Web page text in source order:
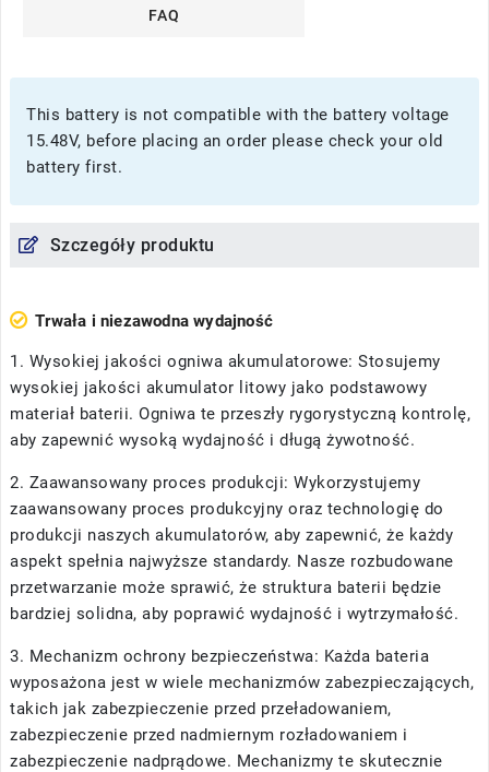
FAQ
This battery is not compatible with the battery voltage
15.48V, before placing an order please check your old
battery first.
Szczegóły produktu
Trwała i niezawodna wydajność
1. Wysokiej jakości ogniwa akumulatorowe: Stosujemy
wysokiej jakości akumulator litowy jako podstawowy
materiał baterii. Ogniwa te przeszły rygorystyczną kontrolę,
aby zapewnić wysoką wydajność i długą żywotność.
2. Zaawansowany proces produkcji: Wykorzystujemy
zaawansowany proces produkcyjny oraz technologię do
produkcji naszych akumulatorów, aby zapewnić, że każdy
aspekt spełnia najwyższe standardy. Nasze rozbudowane
przetwarzanie może sprawić, że struktura baterii będzie
bardziej solidna, aby poprawić wydajność i wytrzymałość.
3. Mechanizm ochrony bezpieczeństwa: Każda bateria
wyposażona jest w wiele mechanizmów zabezpieczających,
takich jak zabezpieczenie przed przeładowaniem,
zabezpieczenie przed nadmiernym rozładowaniem i
zabezpieczenie nadprądowe. Mechanizmy te skutecznie